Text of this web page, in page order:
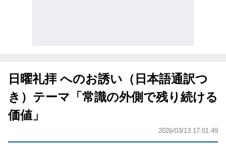
日曜礼拝 へのお誘い（日本語通訳つ
き）テーマ「常識の外側で残り続ける
価値」
2026/03/13 17:01:49